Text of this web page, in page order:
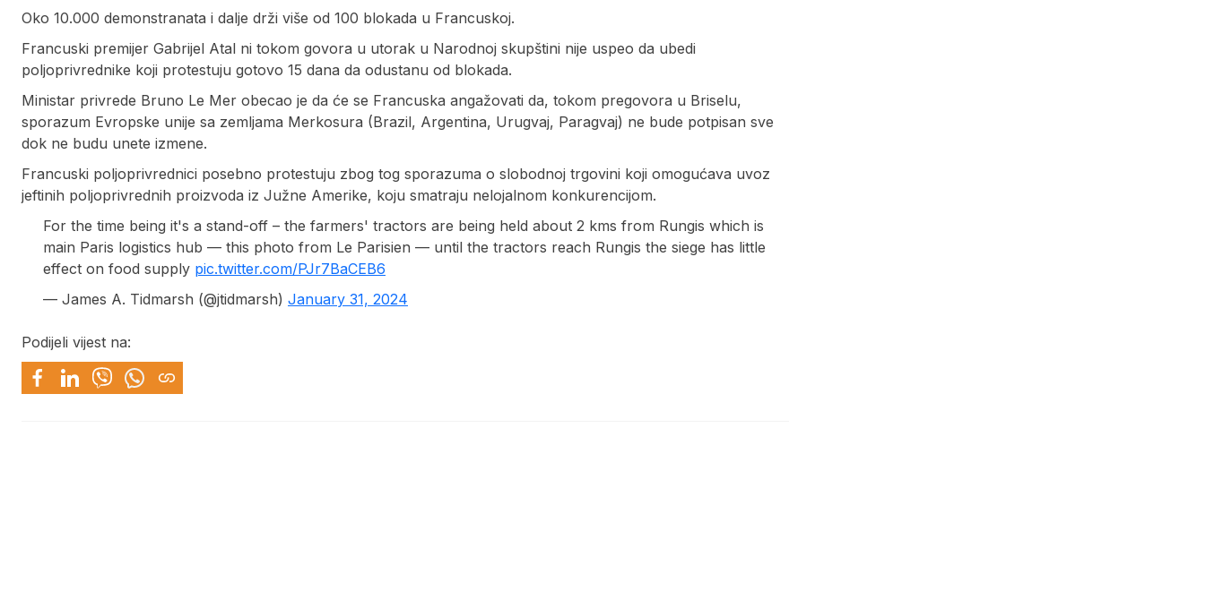
Oko 10.000 demonstranata i dalje drži više od 100 blokada u Francuskoj.
Francuski premijer Gabrijel Atal ni tokom govora u utorak u Narodnoj skupštini nije uspeo da ubedi
poljoprivrednike koji protestuju gotovo 15 dana da odustanu od blokada.
Ministar privrede Bruno Le Mer obecao je da će se Francuska angažovati da, tokom pregovora u Briselu,
sporazum Evropske unije sa zemljama Merkosura (Brazil, Argentina, Urugvaj, Paragvaj) ne bude potpisan sve
dok ne budu unete izmene.
Francuski poljoprivrednici posebno protestuju zbog tog sporazuma o slobodnoj trgovini koji omogućava uvoz
jeftinih poljoprivrednih proizvoda iz Južne Amerike, koju smatraju nelojalnom konkurencijom.
For the time being it's a stand-off – the farmers' tractors are being held about 2 kms from Rungis which is
main Paris logistics hub — this photo from Le Parisien — until the tractors reach Rungis the siege has little
effect on food supply pic.twitter.com/PJr7BaCEB6
— James A. Tidmarsh (@jtidmarsh) January 31, 2024
Podijeli vijest na: